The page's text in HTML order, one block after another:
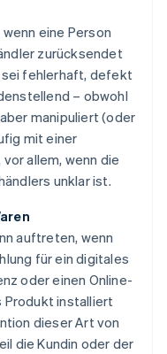
eine Person
zurücksendet
fehlerhaft, defekt
– obwohl
manipuliert (oder
mit einer
allem, wenn die
unklar ist.
auftreten, wenn
für ein digitales
oder einen Online-
Produkt installiert
dieser Art von
die Kundin oder der